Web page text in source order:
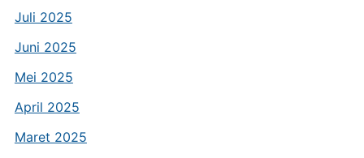
Juli 2025
Juni 2025
Mei 2025
April 2025
Maret 2025